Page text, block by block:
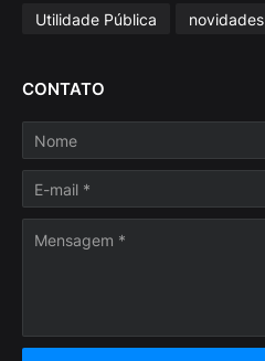
Utilidade Pública
novidades
CONTATO